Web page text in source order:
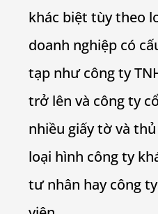
khác biệt tùy theo
doanh nghiệp có
tạp như công ty
trở lên và công ty
nhiều giấy tờ và
loại hình công ty
tư nhân hay công